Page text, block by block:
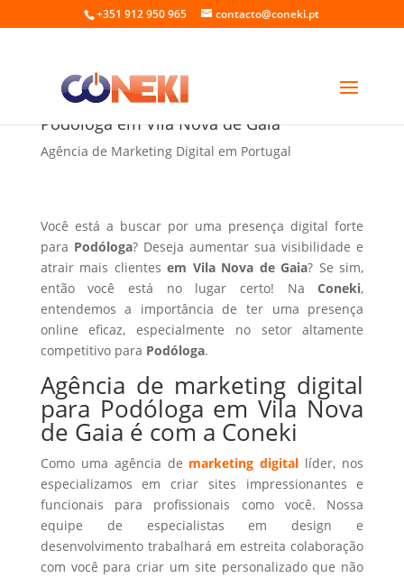
+351 912 950 965 contacto@coneki.pt
Agência de marketing digital para
Podóloga em Vila Nova de Gaia
Agência de Marketing Digital em Portugal
Você está a buscar por uma presença digital forte
para Podóloga? Deseja aumentar sua visibilidade e
atrair mais clientesem Vila Nova de Gaia? Se sim,
então você está no lugar certo! NaConeki,
entendemos a importância de ter uma presença
online eficaz, especialmente no setor altamente
competitivo para Podóloga.
Agência de marketing digital
para Podóloga em Vila Nova
de Gaia é com a Coneki
Como uma agência de marketing digital líder, nos
especializamos em criar sites impressionantes e
funcionais para profissionais como você. Nossa
equipe de especialistas em design e
desenvolvimento trabalhará em estreita colaboração
com você para criar um site personalizado que não